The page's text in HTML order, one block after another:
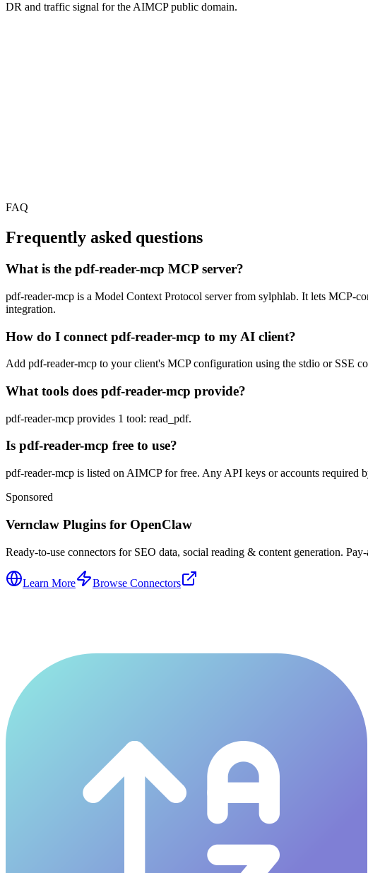
DR and traffic signal for the AIMCP public domain.
FAQ
Frequently asked questions
What is the pdf-reader-mcp MCP server?
pdf-reader-mcp is a Model Context Protocol server from sylphlab. It lets MCP-
integration.
How do I connect pdf-reader-mcp to my AI client?
Add pdf-reader-mcp to your client's MCP configuration using the stdio or SSE
What tools does pdf-reader-mcp provide?
pdf-reader-mcp provides 1 tool: read_pdf.
Is pdf-reader-mcp free to use?
pdf-reader-mcp is listed on AIMCP for free. Any API keys or accounts required
Sponsored
Vernclaw Plugins for OpenClaw
Ready-to-use connectors for SEO data, social reading & content generation.
Learn More Browse Connectors